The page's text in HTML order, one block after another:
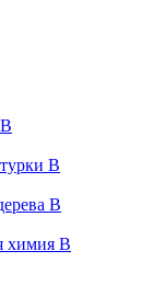
В
В
химия В